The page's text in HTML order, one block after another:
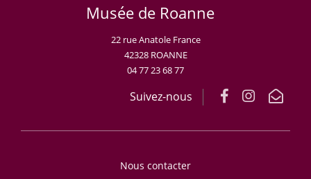
Musée de Roanne
22 rue Anatole France
42328 ROANNE
04 77 23 68 77
Suivez-nous
Nous contacter